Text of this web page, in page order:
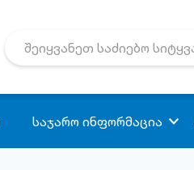
საჯარო ინფორმაცია